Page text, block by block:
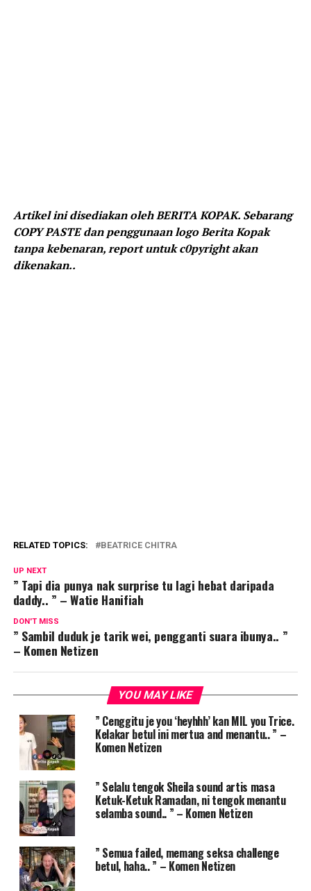
Artikel ini disediakan oleh BERITA KOPAK. Sebarang
COPY PASTE dan penggunaan logo Berita Kopak
tanpa kebenaran, report untuk c0pyright akan
dikenakan..
RELATED TOPICS: BEATRICE CHITRA
UP NEXT
” Tapi dia punya nak surprise tu lagi hebat daripada
daddy.. ” – Watie Hanifiah
DON'T MISS
” Sambil duduk je tarik wei, pengganti suara ibunya.. ”
– Komen Netizen
YOU MAY LIKE
” Cenggitu je you ‘heyhhh’ kan MIL you Trice.
Kelakar betul ini mertua and menantu.. ” –
Komen Netizen
” Selalu tengok Sheila sound artis masa
Ketuk-Ketuk Ramadan, ni tengok menantu
selamba sound.. ” – Komen Netizen
” Semua failed, memang seksa challenge
betul, haha.. ” – Komen Netizen